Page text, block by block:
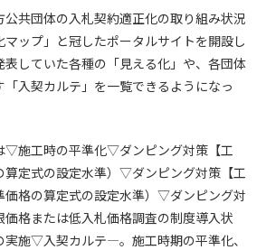
登録について
ーター会員一覧
共団体の入札契約適正化の取り組み状況
マップ」と冠したポータルサイトを開設し
表していた各種の「見える化」や、各団体
入契カルテ」を一覧できるようになっ
▽施工時の平準化▽ダンピング対策【工
算定式の設定水準）▽ダンピング対策【工
価格の算定式の設定水準）▽ダンピング対
格または低入札価格調査の制度導入状
施▽入契カルテ―。施工時期の平準化、
条件等について定めるものです。
館WEB上で随時掲載するルールは本規約の
とします。
したものとみなします。
び資格の取り消し）
諾の上、所定の会員申込手続きを完了
認した者をいいます。